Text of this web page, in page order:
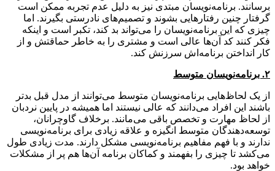
برسانند. برنامه‌نویسان مبتدی نیز به دلیل عدم تجربه ممکن است
گرفتار چنین رفتارهایی بشوند و تصمیم‌های نادرستی بگیرند. اما
چیزی که این برنامه‌نویسان را می‌تواند بد کند، تکبر است و اینکه
فکر کنند کد آن‌ها عالی است و مشتری را به خاطر حماقتش و از
کار انداختن برنامه‌اش سرزنش کند.
۲. برنامه‌نویسان متوسط
از یک لحاظ‌هایی برنامه‌نویسان متوسط می‌توانند از مدل قبل بدتر
باشند این افراد می‌دانند که عالی نیستند اما همیشه در پایین نردبان
از لحاظ مهارت و تخصص باقی می‌مانند. برخلاف گاوچرانان،
توسعه‌دهندگان متوسط انگیزه و علاقه زیادی برای برنامه‌نویسی
ندارند و با فهم مفاهیم برنامه‌نویسی مشکل دارند. مدت زیادی طول
می‌کشد تا چیزی را بفهمند و کماکان برنامه‌ آن‌ها هم پر از مشکلات
خواهد بود.